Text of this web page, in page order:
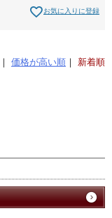
お気に入りに登録
価格が高い順 新着順